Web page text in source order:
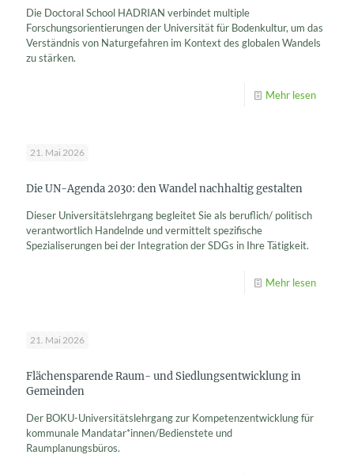
Die Doctoral School HADRIAN verbindet multiple
Forschungsorientierungen der Universität für Bodenkultur, um das
Verständnis von Naturgefahren im Kontext des globalen Wandels
zu stärken.
Mehr lesen
21. Mai 2026
Die UN-Agenda 2030: den Wandel nachhaltig gestalten
Dieser Universitätslehrgang begleitet Sie als beruflich/ politisch
verantwortlich Handelnde und vermittelt spezifische
Spezialiserungen bei der Integration der SDGs in Ihre Tätigkeit.
Mehr lesen
21. Mai 2026
Flächensparende Raum- und Siedlungsentwicklung in
Gemeinden
Der BOKU-Universitätslehrgang zur Kompetenzentwicklung für
kommunale Mandatar*innen/Bedienstete und
Raumplanungsbüros.